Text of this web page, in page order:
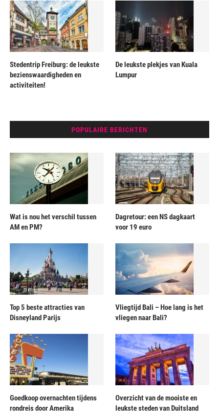
Stedentrip Freiburg: de leukste
bezienswaardigheden en
activiteiten!
De leukste plekjes van Kuala
Lumpur
POPULAIRE BERICHTEN
Wat is nou het verschil tussen
AM en PM?
Dagretour: een NS dagkaart
voor 19 euro
Top 5 beste attracties van
Disneyland Parijs
Vliegtijd Bali – Hoe lang is het
vliegen naar Bali?
Goedkoop overnachten tijdens
rondreis door Amerika
Overzicht van de mooiste en
leukste steden van Duitsland